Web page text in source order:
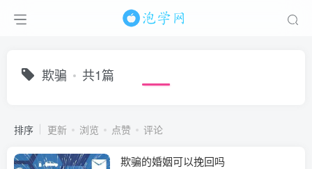
欺骗 共1篇
排序 更新 浏览 点赞 评论
欺骗的婚姻可以挽回吗